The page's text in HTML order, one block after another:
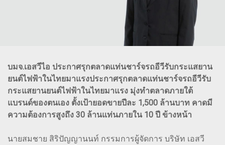
บมจ.เอสวีไอ ประกาศรุกตลาดแท่นชาร์จรถอีวีรับกระแสยาน
ยนต์ไฟฟ้าในไทยมาแรงประกาศรุกตลาดแท่นชาร์จรถอีวีรับ
กระแสยานยนต์ไฟฟ้าในไทยมาแรง มุ่งทำตลาดภายใต้
แบรนด์ของตนเอง ตั้งเป้ายอดขายปีละ 1,500 ล้านบาท คาดมี
ความต้องการสูงถึง 30 ล้านแท่นภายใน 10 ปี ข้างหน้า
นายสมชาย สิริปัญญานนท์ กรรมการผู้จัดการ บริษัท เอสวี